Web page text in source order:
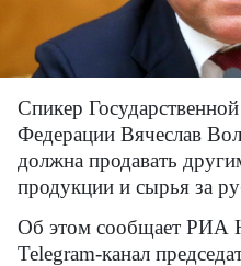
Спикер
Федерации Вячеслав
должна продавать
продукции и сырья за
Об этом сообщает РИА
Telegram-канал